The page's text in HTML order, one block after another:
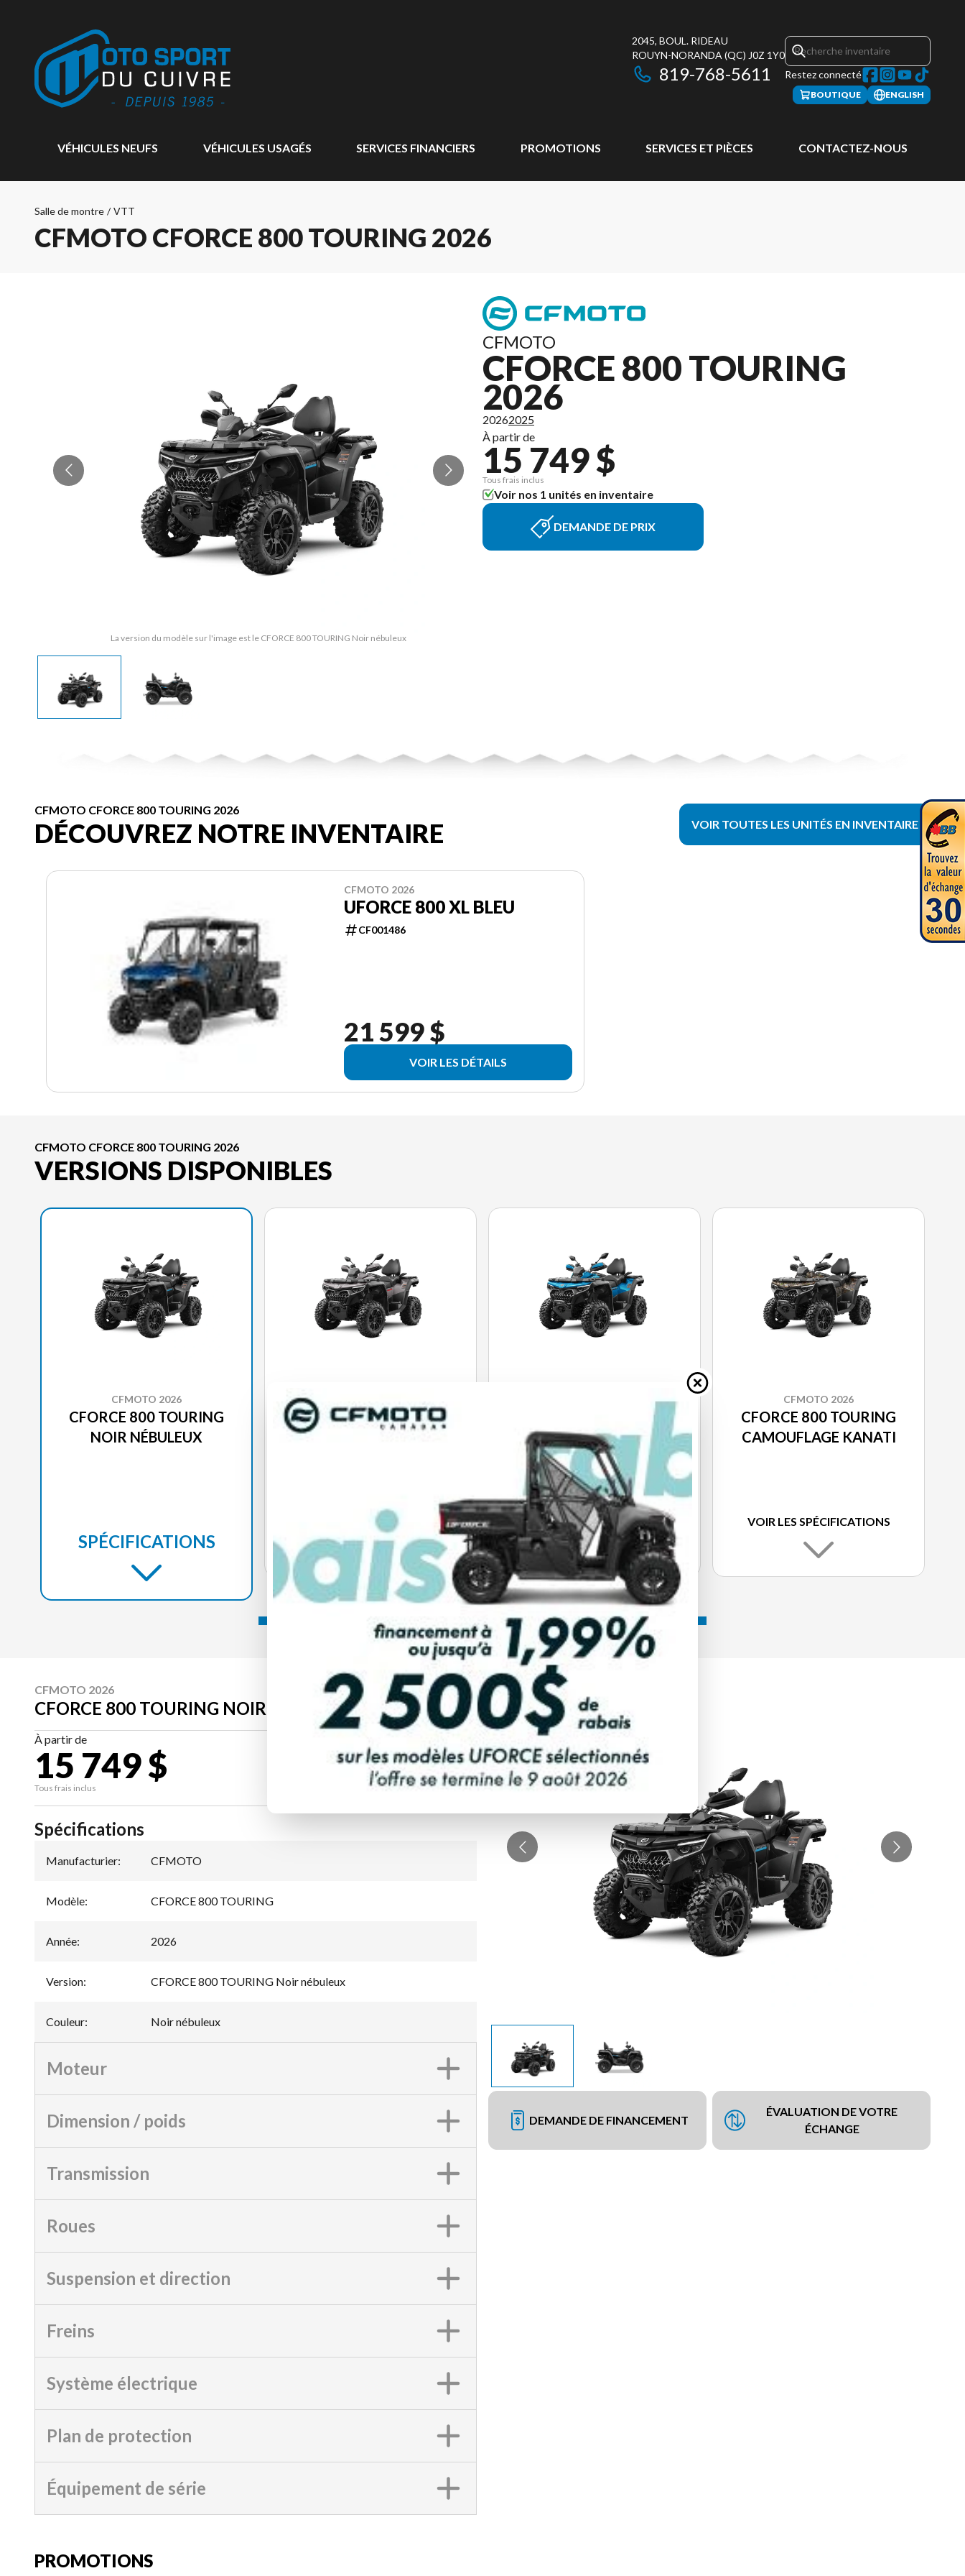
2045, BOUL. RIDEAU
ROUYN-NORANDA (QC) J0Z 1Y0
819-768-5611 Restez connecté
BOUTIQUE ENGLISH
VÉHICULES NEUFS VÉHICULES USAGÉS SERVICES FINANCIERS PROMOTIONS SERVICES ET PIÈCES CONTACTEZ-NOUS
Salle de montre / VTT
CFMOTO CFORCE 800 TOURING 2026
La version du modèle sur l'image est le CFORCE 800 TOURING Noir nébuleux
CFMOTO
CFORCE 800 TOURING
2026
20262025
À partir de
15 749 $
Tous frais inclus
Voir nos 1 unités en inventaire
DEMANDE DE PRIX
CFMOTO CFORCE 800 TOURING 2026
DÉCOUVREZ NOTRE INVENTAIRE VOIR TOUTES LES UNITÉS EN INVENTAIRE
CFMOTO 2026
UFORCE 800 XL BLEU
CF001486
21 599 $
VOIR LES DÉTAILS
CFMOTO CFORCE 800 TOURING 2026
VERSIONS DISPONIBLES
CFMOTO 2026
CFORCE 800 TOURING
NOIR NÉBULEUX
SPÉCIFICATIONS
CFORCE 800 TOURING
GRIS GRANITE
VOIR LES SPÉCIFICATIONS
CFORCE 800 TOURING
BLEU ROYAL
VOIR LES SPÉCIFICATIONS
CFMOTO 2026
CFORCE 800 TOURING
CAMOUFLAGE KANATI
VOIR LES SPÉCIFICATIONS
CFMOTO 2026
CFORCE 800 TOURING NOIR NÉBULEUX
À partir de
15 749 $
Tous frais inclus
CALCULATRICE DE PAIEMENT
DEMANDE DE FINANCEMENT
ÉVALUATION DE VOTRE
ÉCHANGE
Spécifications
Manufacturier: CFMOTO
Modèle: CFORCE 800 TOURING
Année: 2026
Version: CFORCE 800 TOURING Noir nébuleux
Couleur: Noir nébuleux
Moteur
Dimension / poids
Transmission
Roues
Suspension et direction
Freins
Système électrique
Plan de protection
Équipement de série
PROMOTIONS